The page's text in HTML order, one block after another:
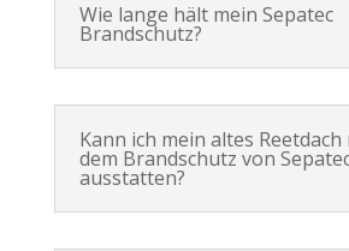
Wie lange hält mein Sepatec
Brandschutz?
Kann ich mein altes Reetdach
dem Brandschutz von
ausstatten?